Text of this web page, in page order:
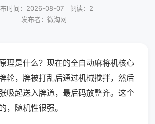
时间：2026-08-07｜阅读：2
发布者：微淘网
理是什么？现在的全自动麻将机核心
轮，牌被打乱后通过机械搅拌，然后
吸起送入牌道，最后码放整齐。这个
，随机性很强。